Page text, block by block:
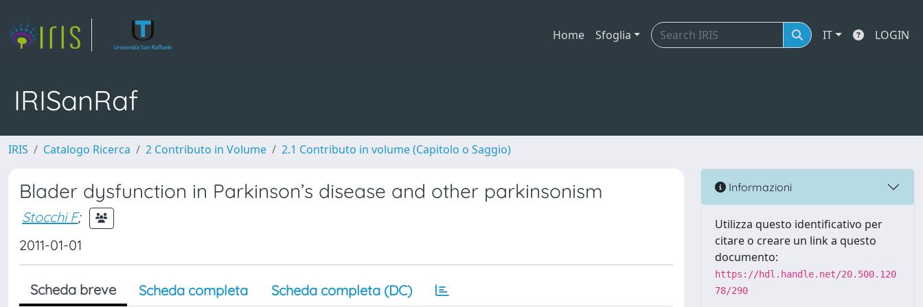
Home Sfoglia IT LOGIN
IRISanRaf
IRIS Catalogo Ricerca 2 Contributo in Volume 2.1 Contributo in volume (Capitolo o Saggio)
Blader dysfunction in Parkinson’s disease and other parkinsonism
Stocchi F;
2011-01-01
Scheda breve Scheda completa Scheda completa (DC)
Informazioni
Utilizza questo identificativo per
citare o creare un link a questo
documento:
https://hdl.handle.net/20.500.120
78/290